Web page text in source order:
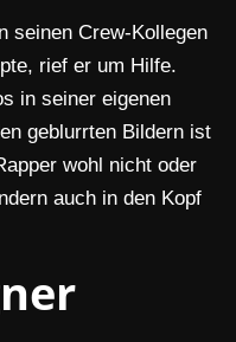
seinen Crew-Kollegen
rief er um Hilfe.
in seiner eigenen
geblurrten Bildern ist
wohl nicht oder
auch in den Kopf